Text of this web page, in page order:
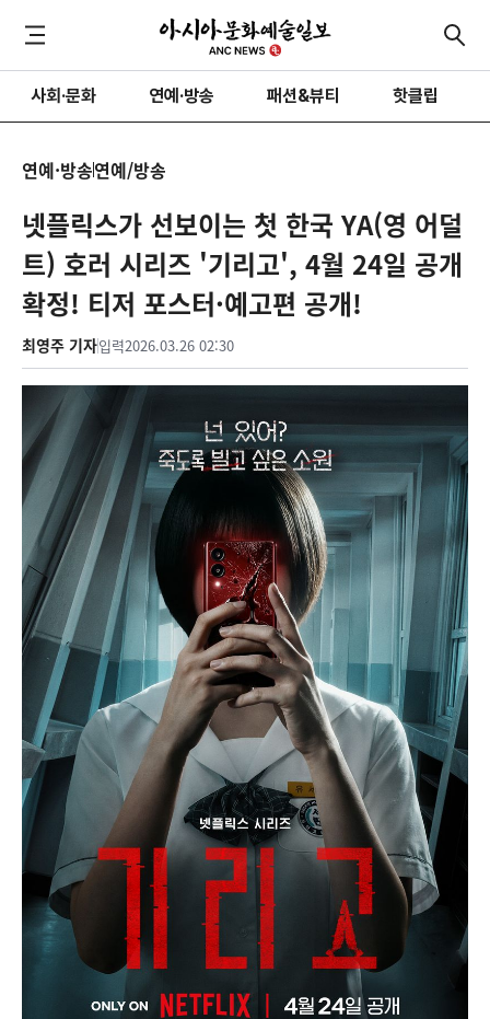
사회·문화 연예·방송 패션&뷰티 핫클립
연예·방송연예/방송
넷플릭스가 선보이는 첫 한국 YA(영 어덜
트) 호러 시리즈 '기리고', 4월 24일 공개
확정! 티저 포스터·예고편 공개!
최영주 기자입력2026.03.26 02:30